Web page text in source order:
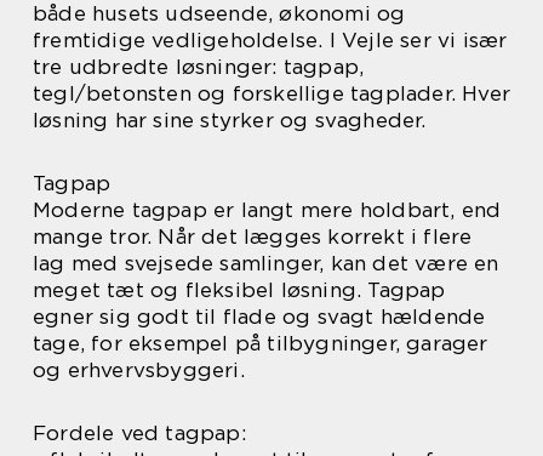
både husets udseende, økonomi og
fremtidige vedligeholdelse. I Vejle ser vi især
tre udbredte løsninger: tagpap,
tegl/betonsten og forskellige tagplader. Hver
løsning har sine styrker og svagheder.
Tagpap
Moderne tagpap er langt mere holdbart, end
mange tror. Når det lægges korrekt i flere
lag med svejsede samlinger, kan det være en
meget tæt og fleksibel løsning. Tagpap
egner sig godt til flade og svagt hældende
tage, for eksempel på tilbygninger, garager
og erhvervsbyggeri.
Fordele ved tagpap: